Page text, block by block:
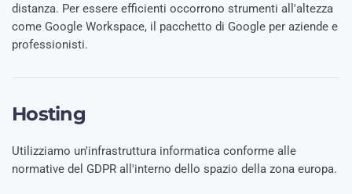
distanza. Per essere efficienti occorrono strumenti all'altezza
come Google Workspace, il pacchetto di Google per aziende e
professionisti.
Hosting
Utilizziamo un'infrastruttura informatica conforme alle
normative del GDPR all'interno dello spazio della zona europa.